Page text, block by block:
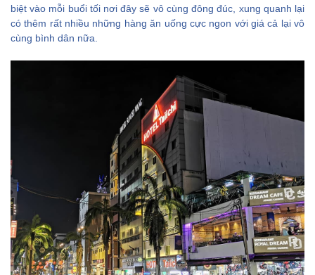
biệt vào mỗi buổi tối nơi đây sẽ vô cùng đông đúc, xung quanh lại
có thêm rất nhiều những hàng ăn uống cực ngon với giá cả lại vô
cùng bình dân nữa.